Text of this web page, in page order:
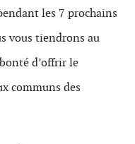
les 7 prochains
vous tiendrons au
d’offrir le
communs des